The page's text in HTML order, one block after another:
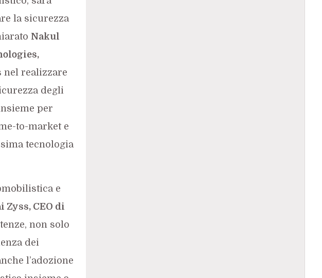
la sicurezza
Nakul
nel realizzare
degli
per
to-market e
tecnologia
e
Zyss, CEO di
non solo
dei
l’adozione